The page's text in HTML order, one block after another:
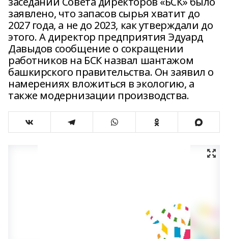
заявлено, что запасов сырья хватит до
2027 года, а не до 2023, как утверждали до
этого. А директор предприятия Эдуард
Давыдов сообщение о сокращении
работников на БСК назвал шантажом
башкирского правительства. Он заявил о
намерениях вложиться в экологию, а
также модернизации производства.